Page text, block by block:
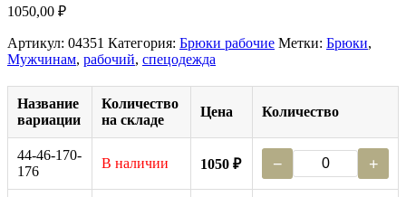
1050,00 ₽
Артикул: 04351 Категория: Брюки рабочие Метки: Брюки,
Мужчинам, рабочий, спецодежда
Название
вариации
Количество
на складе
Цена Количество
44-46-170-
176
В наличии 1050 ₽ − +